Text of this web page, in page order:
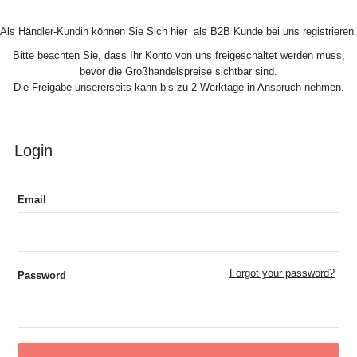
Als Händler-Kundin können Sie Sich hier als B2B Kunde bei uns registrieren.
Bitte beachten Sie, dass Ihr Konto von uns freigeschaltet werden muss,
bevor die Großhandelspreise sichtbar sind.
Die Freigabe unsererseits kann bis zu 2 Werktage in Anspruch nehmen.
Login
Email
Password Forgot your password?